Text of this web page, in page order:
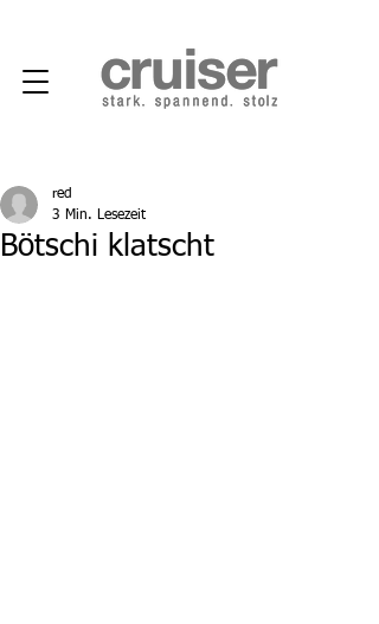
Bötschi klatscht
red
3 Min. Lesezeit